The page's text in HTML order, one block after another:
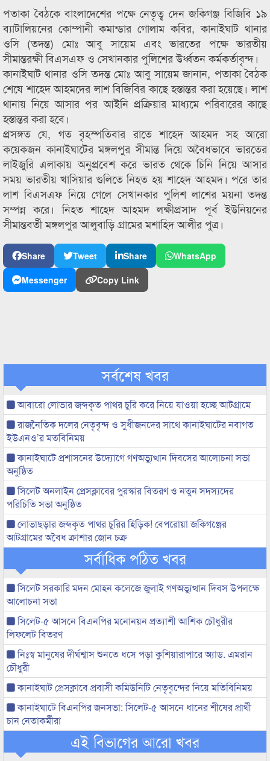
পতাকা বৈঠকে বাংলাদেশের পক্ষে নেতৃত্ব দেন জকিগঞ্জ বিজিবি ১৯
ব্যাটালিয়নের কোম্পানী কমান্ডার গোলাম কবির, কানাইঘাট থানার
ওসি (তদন্ত) মোঃ আবু সায়েম এবং ভারতের পক্ষে ভারতীয়
সীমান্তরক্ষী বিএসএফ ও সেখানকার পুলিশের উর্ধ্বতন কর্মকর্তাবৃন্দ।
কানাইঘাট থানার ওসি তদন্ত মোঃ আবু সায়েম জানান, পতাকা বৈঠক
শেষে শাহেদ আহমদের লাশ বিজিবির কাছে হস্তান্তর করা হয়েছে। লাশ
থানায় নিয়ে আসার পর আইনি প্রক্রিয়ার মাধ্যমে পরিবারের কাছে
হস্তান্তর করা হবে।
প্রসঙ্গত যে, গত বৃহস্পতিবার রাতে শাহেদ আহমদ সহ আরো
কয়েকজন কানাইঘাটের মঙ্গলপুর সীমান্ত দিয়ে অবৈধভাবে ভারতের
লাইজুরি এলাকায় অনুপ্রবেশ করে ভারত থেকে চিনি নিয়ে আসার
সময় ভারতীয় খাসিয়ার গুলিতে নিহত হয় শাহেদ আহমদ। পরে তার
লাশ বিএসএফ নিয়ে গেলে সেখানকার পুলিশ লাশের ময়না তদন্ত
সম্পন্ন করে। নিহত শাহেদ আহমদ লক্ষীপ্রসাদ পূর্ব ইউনিয়নের
সীমান্তবর্তী মঙ্গলপুর আলুবাড়ি গ্রামের মশাহিদ আলীর পুত্র।
Share Tweet Share
WhatsApp
Messenger
Copy Link
সর্বশেষ খবর
আবারো লোভার জব্দকৃত পাথর চুরি করে নিয়ে যাওয়া হচ্ছে আটগ্রামে
রাজনৈতিক দলের নেতৃবৃন্দ ও সুধীজনদের সাথে কানাইঘাটের নবাগত
ইউএনও’র মতবিনিময়
কানাইঘাটে প্রশাসনের উদ্যোগে গণঅভ্যুত্থান দিবসের আলোচনা সভা
অনুষ্ঠিত
সিলেট অনলাইন প্রেসক্লাবের পুরস্কার বিতরণ ও নতুন সদস্যদের
পরিচিতি সভা অনুষ্ঠিত
লোভাছড়ার জব্দকৃত পাথর চুরির হিড়িক! বেপরোয়া জকিগঞ্জের
আটগ্রামের অবৈধ ক্রাশার জোন চক্র
সর্বাধিক পঠিত খবর
সিলেট সরকারি মদন মোহন কলেজে জুলাই গণঅভ্যুত্থান দিবস উপলক্ষে
আলোচনা সভা
সিলেট-৫ আসনে বিএনপির মনোনয়ন প্রত্যাশী আশিক চৌধুরীর
লিফলেট বিতরণ
নিঃস্ব মানুষের দীর্ঘশ্বাস শুনতে ধসে পড়া কুশিয়ারাপারে অ্যাড. এমরান
চৌধুরী
কানাইঘাট প্রেসক্লাবে প্রবাসী কমিউনিটি নেতৃবৃন্দের নিয়ে মতিবিনিময়
কানাইঘাটে বিএনপির জনসভা: সিলেট-৫ আসনে ধানের শীষের প্রার্থী
চান নেতাকর্মীরা
এই বিভাগের আরো খবর